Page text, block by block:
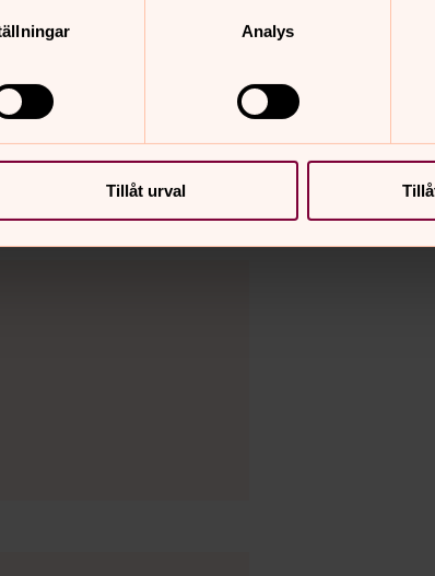
Analys
Tillåt urval